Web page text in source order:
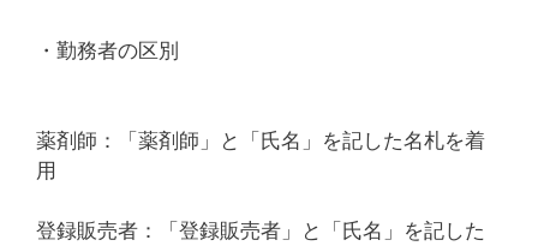
・勤務者の区別
薬剤師：「薬剤師」と「氏名」を記した名札を着
用
登録販売者：「登録販売者」と「氏名」を記した